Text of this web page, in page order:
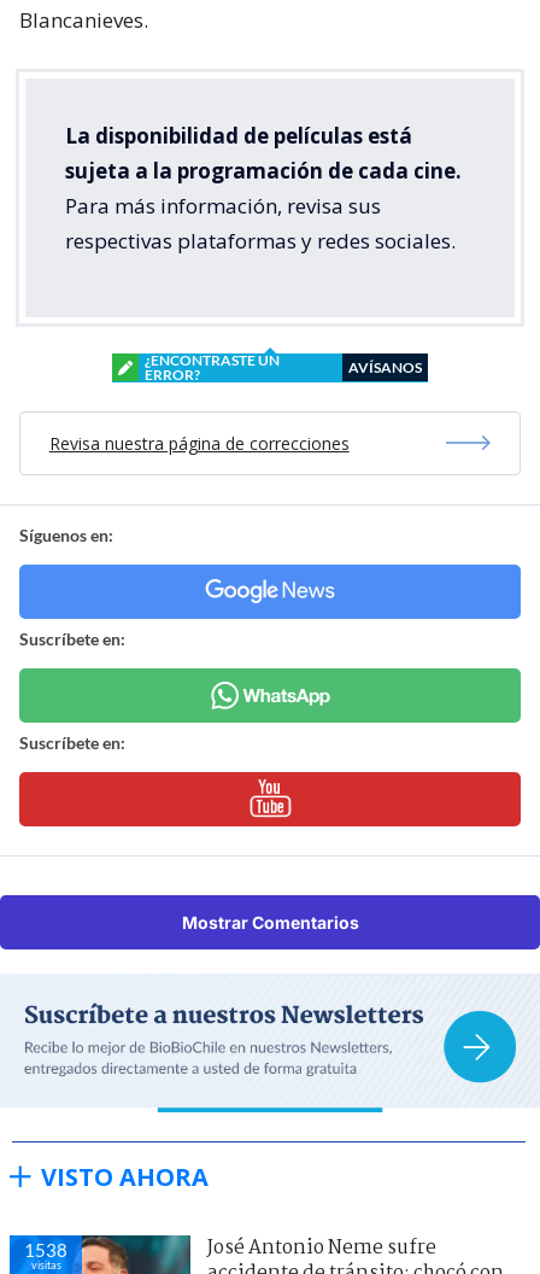
Blancanieves.
La disponibilidad de películas está
sujeta a la programación de cada cine.
Para más información, revisa sus
respectivas plataformas y redes sociales.
¿ENCONTRASTE UN
ERROR?
AVÍSANOS
Revisa nuestra página de correcciones
Síguenos en:
Suscríbete en:
Suscríbete en:
Mostrar Comentarios
VISTO AHORA
1538
visitas
José Antonio Neme sufre